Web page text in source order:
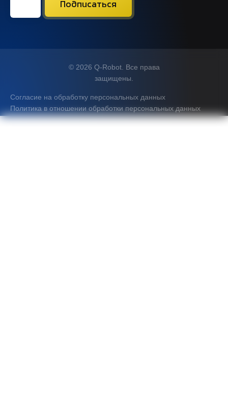
© 2026 Q-Robot. Все права
защищены.
Согласие на обработку персональных данных
Политика в отношении обработки персональных данных